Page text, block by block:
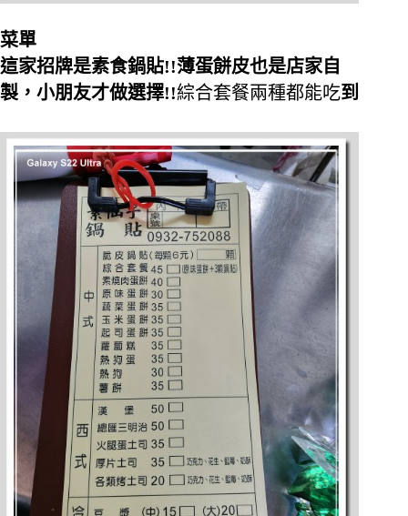
菜單
這家招牌是素食鍋貼!!薄蛋餅皮也是店家自
製，小朋友才做選擇!!綜合套餐兩種都能吃到